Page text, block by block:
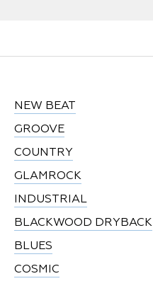
NEW BEAT
GROOVE
COUNTRY
GLAMROCK
INDUSTRIAL
BLACKWOOD DRYBACK
BLUES
COSMIC